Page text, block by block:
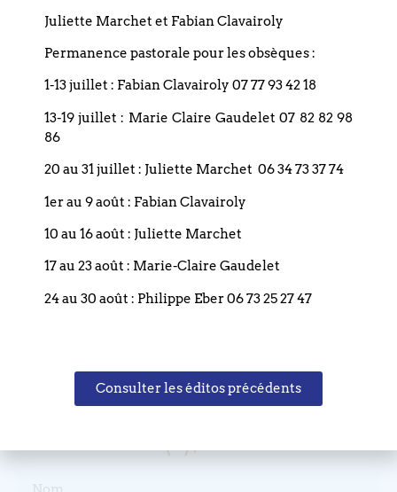
Coordonnées
Eglise réformée du Bouclier
T. +33 (0)3 88 75 77 85
Juliette Marchet et Fabian Clavairoly
Permanence pastorale pour les obsèques :
1-13 juillet : Fabian Clavairoly 07 77 93 42 18
13-19 juillet : Marie Claire Gaudelet 07 82 82 98
86
20 au 31 juillet : Juliette Marchet 06 34 73 37 74
1er au 9 août : Fabian Clavairoly
10 au 16 août : Juliette Marchet
17 au 23 août : Marie-Claire Gaudelet
24 au 30 août : Philippe Eber 06 73 25 27 47
Consulter les éditos précédents